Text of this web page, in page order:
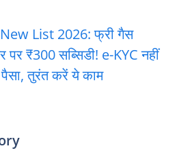
List 2026: फ्री गैस
₹300 सब्सिडी! e-KYC नहीं
तुरंत करें ये काम